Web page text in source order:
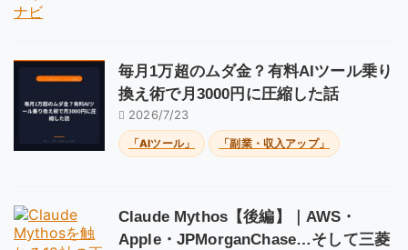
毎月1万超のムダ金？有料AIツール乗り
換え術で月3000円に圧縮した話
2026/7/23
「AIツール」 「副業・収入アップ」
Claude Mythos【後編】｜AWS・
Apple・JPMorganChase…そして三菱